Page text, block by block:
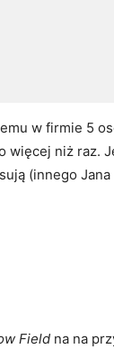
w firmie 5
więcej niż raz.
(innego Jana
Field na na